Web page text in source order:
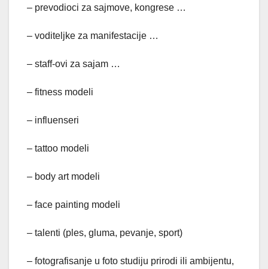
– prevodioci za sajmove, kongrese …
– voditeljke za manifestacije …
– staff-ovi za sajam …
– fitness modeli
– influenseri
– tattoo modeli
– body art modeli
– face painting modeli
– talenti (ples, gluma, pevanje, sport)
– fotografisanje u foto studiju prirodi ili ambijentu,